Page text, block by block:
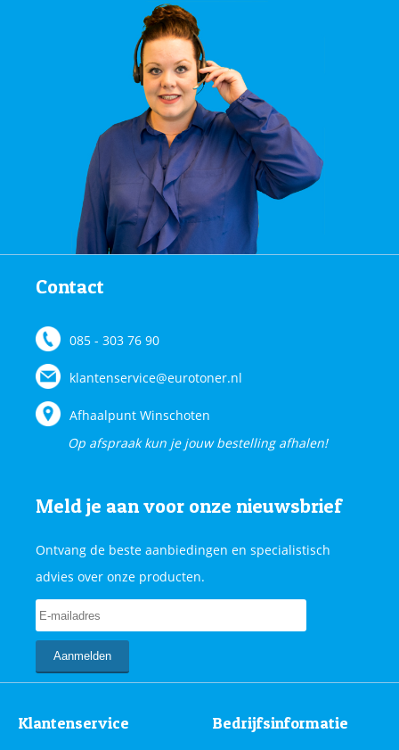
Contact
085 - 303 76 90
klantenservice@eurotoner.nl
Afhaalpunt Winschoten
Op afspraak kun je jouw bestelling afhalen!
Meld je aan voor onze nieuwsbrief
Ontvang de beste aanbiedingen en specialistisch
advies over onze producten.
Klantenservice Bedrijfsinformatie